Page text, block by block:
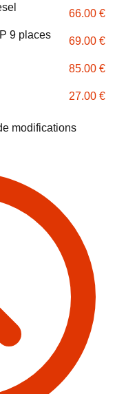
66.00 €
9 places
69.00 €
85.00 €
27.00 €
modifications